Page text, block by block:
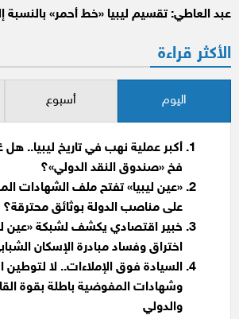
عبد العاطي: تقسيم ليبيا «خط أحمر»
الأكثر قراءة
اليوم أسبوع
أكبر عملية نهب في تاريخ ليبيا..
فخ «صندوق النقد الدولي»؟
«عين ليبيا» تفتح ملف الشهادات
على مناصب الدولة بوثائق محترقة؟
خبير اقتصادي يكشف لشبكة «عين
اختراق وفساد مبادرة الإسكان
السيادة فوق الإملاءات.. لا لتوطين
وشهادات المفوضية باطلة بقوة
والدولي